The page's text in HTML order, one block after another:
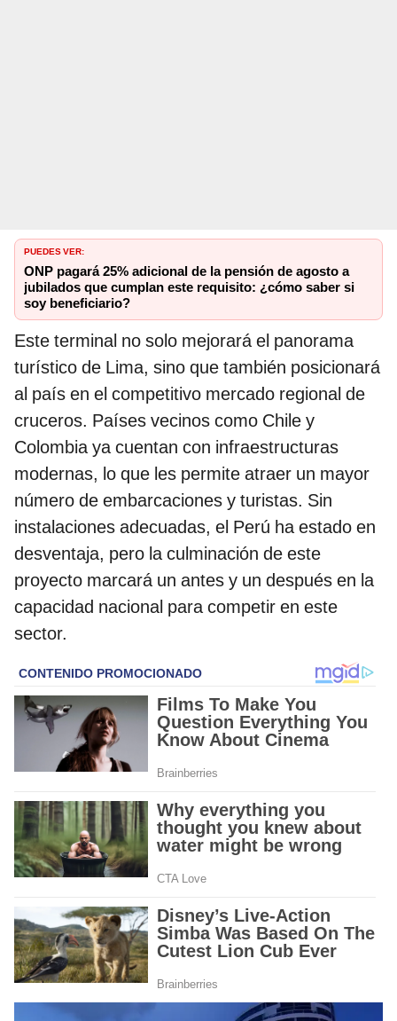
PUEDES VER:
ONP pagará 25% adicional de la pensión de agosto a
jubilados que cumplan este requisito: ¿cómo saber si
soy beneficiario?
Este terminal no solo mejorará el panorama
turístico de Lima, sino que también posicionará
al país en el competitivo mercado regional de
cruceros. Países vecinos como Chile y
Colombia ya cuentan con infraestructuras
modernas, lo que les permite atraer un mayor
número de embarcaciones y turistas. Sin
instalaciones adecuadas, el Perú ha estado en
desventaja, pero la culminación de este
proyecto marcará un antes y un después en la
capacidad nacional para competir en este
sector.